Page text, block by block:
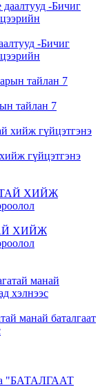
-Бичиг
тайлан 7
гүйцэтгэнэ
ХИЙЖ
манай баталгаат
"БАТАЛГААТ